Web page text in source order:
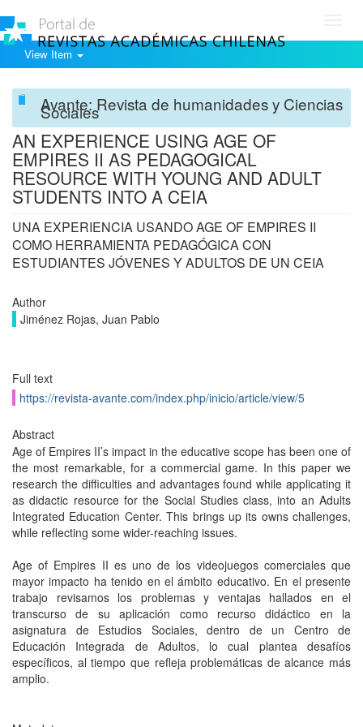
View Item
Avante: Revista de humanidades y Ciencias
Sociales
AN EXPERIENCE USING AGE OF
EMPIRES II AS PEDAGOGICAL
RESOURCE WITH YOUNG AND ADULT
STUDENTS INTO A CEIA
UNA EXPERIENCIA USANDO AGE OF EMPIRES II
COMO HERRAMIENTA PEDAGÓGICA CON
ESTUDIANTES JÓVENES Y ADULTOS DE UN CEIA
Author
Jiménez Rojas, Juan Pablo
Full text
https://revista-avante.com/index.php/inicio/article/view/5
Abstract
Age of Empires II’s impact in the educative scope has been one of
the most remarkable, for a commercial game. In this paper we
research the difficulties and advantages found while applicating it
as didactic resource for the Social Studies class, into an Adults
Integrated Education Center. This brings up its owns challenges,
while reflecting some wider-reaching issues.
Age of Empires II es uno de los videojuegos comerciales que
mayor impacto ha tenido en el ámbito educativo. En el presente
trabajo revisamos los problemas y ventajas hallados en el
transcurso de su aplicación como recurso didáctico en la
asignatura de Estudios Sociales, dentro de un Centro de
Educación Integrada de Adultos, lo cual plantea desafíos
específicos, al tiempo que refleja problemáticas de alcance más
amplio.